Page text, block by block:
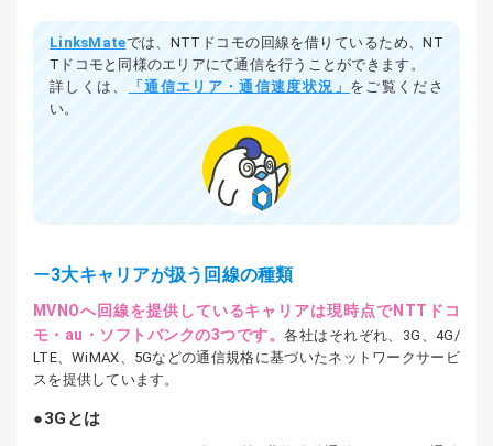
LinksMateでは、NTTドコモの回線を借りているため、NT
Tドコモと同様のエリアにて通信を行うことができます。
詳しくは、
「通信エリア・通信速度状況」 をご覧くださ
い。
3大キャリアが扱う回線の種類
MVNOへ回線を提供しているキャリアは現時点でNTTドコ
モ・au・ソフトバンクの3つです。各社はそれぞれ、3G、4G/
LTE、WiMAX、5Gなどの通信規格に基づいたネットワークサービ
スを提供しています。
3Gとは